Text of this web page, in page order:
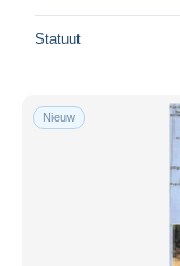
Statuut
Nieuw